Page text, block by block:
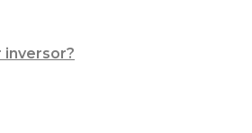
inversor?